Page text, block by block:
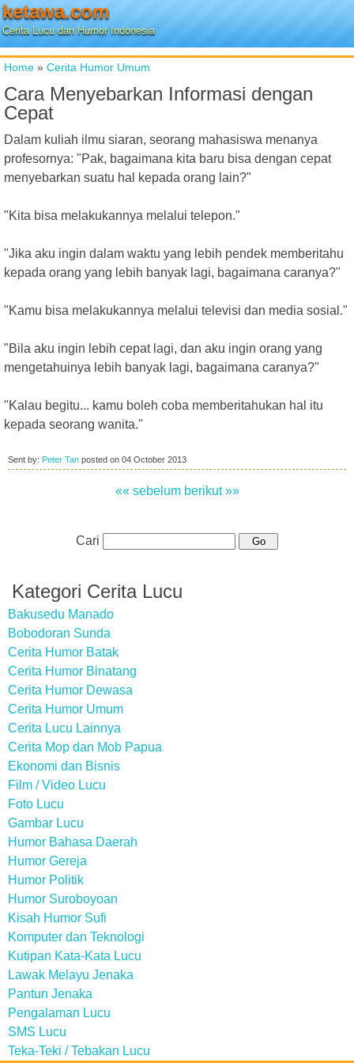
ketawa.com
Cerita Lucu dan Humor Indonesia
Home » Cerita Humor Umum
Cara Menyebarkan Informasi dengan
Cepat
Dalam kuliah ilmu siaran, seorang mahasiswa menanya
profesornya: "Pak, bagaimana kita baru bisa dengan cepat
menyebarkan suatu hal kepada orang lain?"
"Kita bisa melakukannya melalui telepon."
"Jika aku ingin dalam waktu yang lebih pendek memberitahu
kepada orang yang lebih banyak lagi, bagaimana caranya?"
"Kamu bisa melakukannya melalui televisi dan media sosial."
"Bila aku ingin lebih cepat lagi, dan aku ingin orang yang
mengetahuinya lebih banyak lagi, bagaimana caranya?"
"Kalau begitu... kamu boleh coba memberitahukan hal itu
kepada seorang wanita."
Sent by: Peter Tan posted on 04 October 2013
«« sebelum berikut »»
Cari
Kategori Cerita Lucu
Bakusedu Manado
Bobodoran Sunda
Cerita Humor Batak
Cerita Humor Binatang
Cerita Humor Dewasa
Cerita Humor Umum
Cerita Lucu Lainnya
Cerita Mop dan Mob Papua
Ekonomi dan Bisnis
Film / Video Lucu
Foto Lucu
Gambar Lucu
Humor Bahasa Daerah
Humor Gereja
Humor Politik
Humor Suroboyoan
Kisah Humor Sufi
Komputer dan Teknologi
Kutipan Kata-Kata Lucu
Lawak Melayu Jenaka
Pantun Jenaka
Pengalaman Lucu
SMS Lucu
Teka-Teki / Tebakan Lucu